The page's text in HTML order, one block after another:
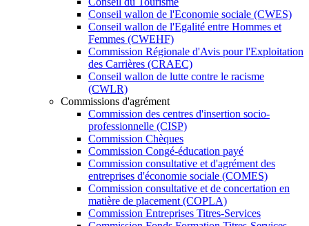
Conseil wallon de l'Economie sociale (CWES)
Conseil wallon de l'Egalité entre Hommes et
Femmes (CWEHF)
Commission Régionale d'Avis pour l'Exploitation
des Carrières (CRAEC)
Conseil wallon de lutte contre le racisme
(CWLR)
Commissions d'agrément
Commission des centres d'insertion socio-
professionnelle (CISP)
Commission Chèques
Commission Congé-éducation payé
Commission consultative et d'agrément des
entreprises d'économie sociale (COMES)
Commission consultative et de concertation en
matière de placement (COPLA)
Commission Entreprises Titres-Services